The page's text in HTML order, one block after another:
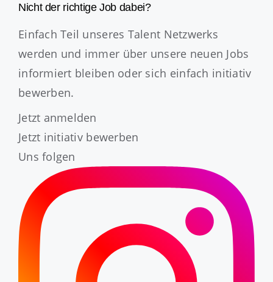
Nicht der richtige Job dabei?
Einfach Teil unseres Talent Netzwerks
werden und immer über unsere neuen Jobs
informiert bleiben oder sich einfach initiativ
bewerben.
Jetzt anmelden
Jetzt initiativ bewerben
Uns folgen